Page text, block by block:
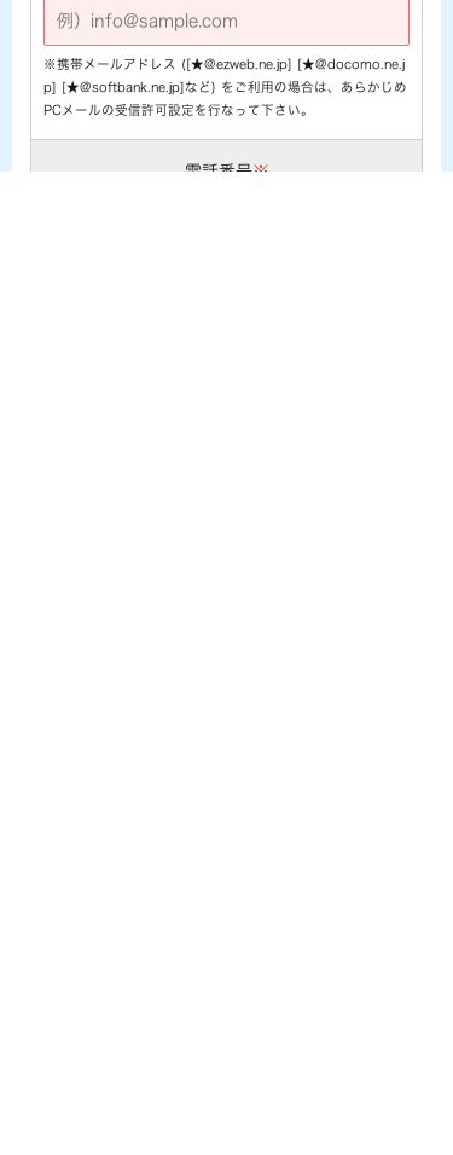
※携帯メールアドレス ([★@ezweb.ne.jp] [★@docomo.ne.j
p] [★@softbank.ne.jp]など) をご利用の場合は、あらかじめ
PCメールの受信許可設定を行なって下さい。
電話番号※